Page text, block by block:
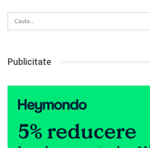
Publicitate